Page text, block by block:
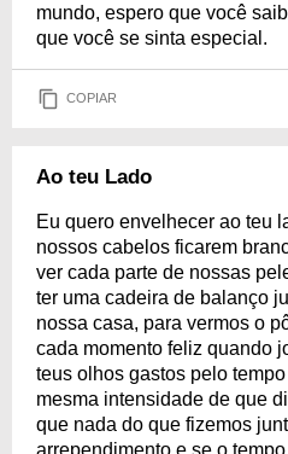
mundo, espero que você
que você se sinta especial.
COPIAR
Ao teu Lado
Eu quero envelhecer ao teu
nossos cabelos ficarem
ver cada parte de nossas
ter uma cadeira de balanço
nossa casa, para vermos o
cada momento feliz quando
teus olhos gastos pelo tempo
mesma intensidade de que
que nada do que fizemos
arrependimento e se o